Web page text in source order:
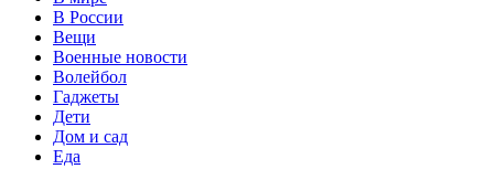
В России
Вещи
Военные новости
Волейбол
Гаджеты
Дети
Дом и сад
Еда